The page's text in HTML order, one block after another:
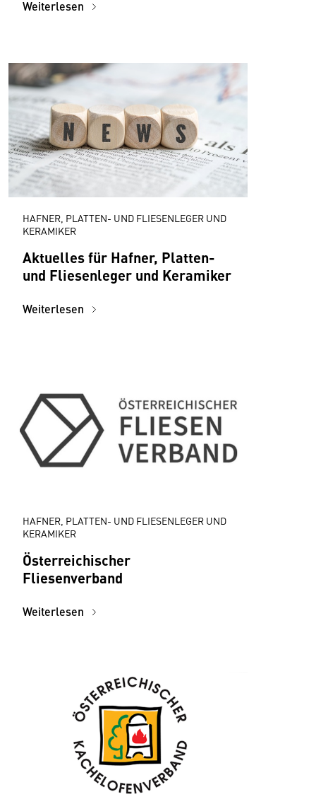
Weiterlesen
HAFNER, PLATTEN- UND FLIESENLEGER UND
KERAMIKER
Aktuelles für Hafner, Platten-
und Fliesenleger und Keramiker
Weiterlesen
HAFNER, PLATTEN- UND FLIESENLEGER UND
KERAMIKER
Österreichischer
Fliesenverband
Weiterlesen